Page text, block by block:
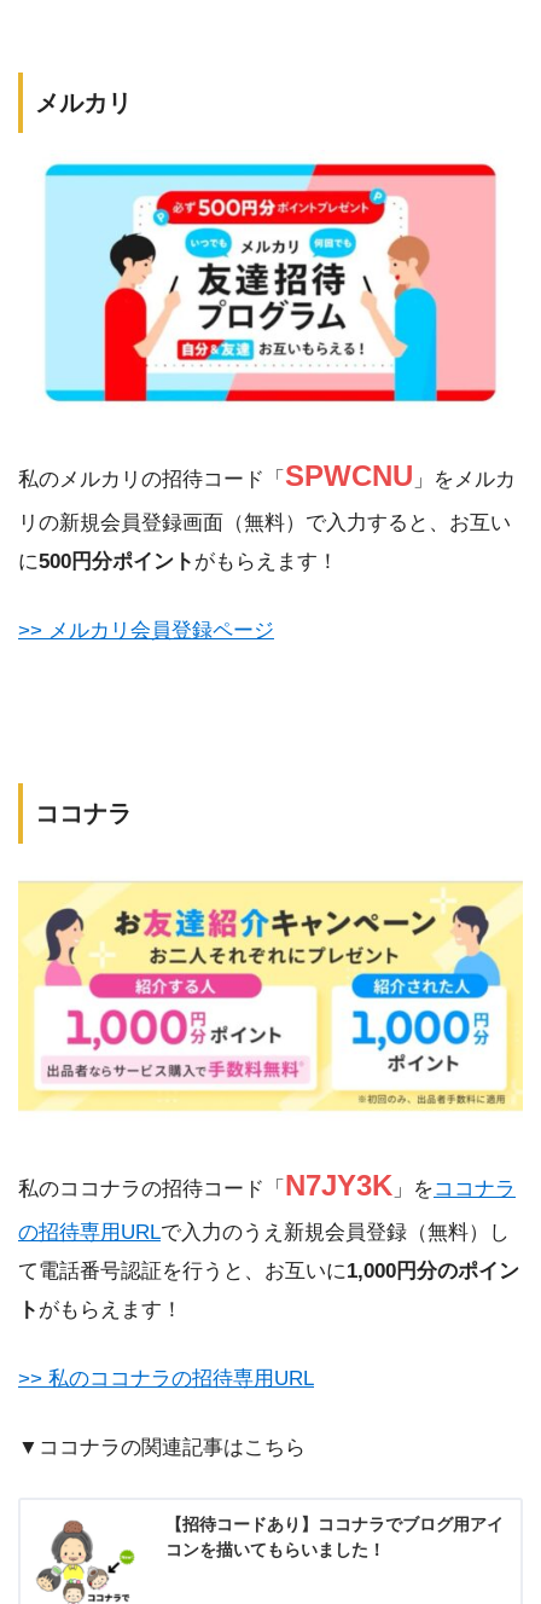
メルカリ
私のメルカリの招待コード「 SPWCNU 」をメルカ
リの新規会員登録画面（無料）で入力すると、お互い
に500円分ポイント がもらえます！
>> メルカリ会員登録ページ
ココナラ
私のココナラの招待コード「 N7JY3K 」をココナラ
の招待専用URLで入力のうえ新規会員登録（無料）し
て電話番号認証を行うと、お互いに1,000円分のポイン
ト がもらえます！
>> 私のココナラの招待専用URL
▼ココナラの関連記事はこちら
【招待コードあり】ココナラでブログ用アイ
コンを描いてもらいました！